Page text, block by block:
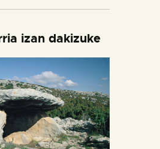
izan dakizuke